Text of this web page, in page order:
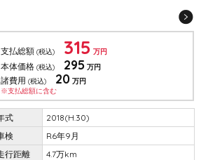
支払総額 (税込) 315 万円
本体価格 (税込) 295 万円
諸費用 (税込) 20 万円
※支払総額に含む
2018(H.30)
R6年9月
4.7万km